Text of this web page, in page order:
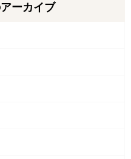
ーカイブ